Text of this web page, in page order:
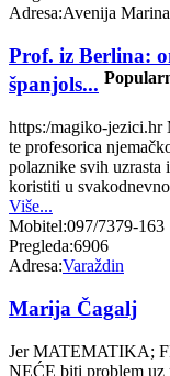
Adresa:Avenija
Prof. iz Berlina:
španjols...
https:/magiko-jezici.hr
te profesorica
polaznike svih
koristiti u
Više...
Mobitel:097/7379-163
Pregleda:6906
Adresa:Varaždin
Marija Čagalj
Jer MATEMATIKA;
NEĆE biti problem uz